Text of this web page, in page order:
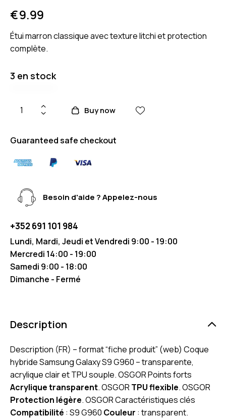
€9.99
Étui marron classique avec texture litchi et protection
complète.
3 en stock
Buy now
Guaranteed safe checkout
Besoin d'aide ? Appelez-nous
+352 691 101 984
Lundi, Mardi, Jeudi et Vendredi 9:00 - 19:00
Mercredi 14:00 - 19:00
Samedi 9:00 - 18:00
Dimanche - Fermé
Description
Description (FR) – format “fiche produit” (web) Coque
hybride Samsung Galaxy S9 G960 – transparente,
acrylique clair et TPU souple. OSGOR Points forts
Acrylique transparent. OSGORTPU flexible. OSGOR
Protection légère. OSGOR Caractéristiques clés
Compatibilité : S9 G960 Couleur : transparent.